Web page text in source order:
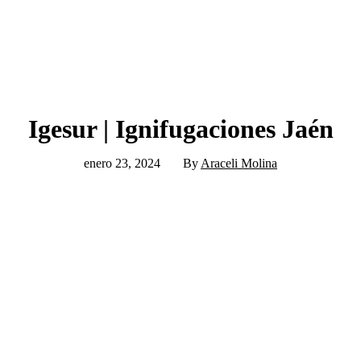
Igesur | Ignifugaciones Jaén
enero 23, 2024 By Araceli Molina